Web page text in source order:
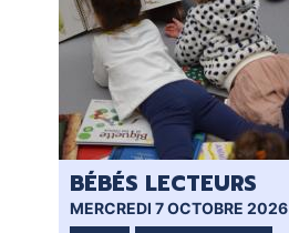
BÉBÉS LECTEURS
MERCREDI 7 OCTOBRE 2026